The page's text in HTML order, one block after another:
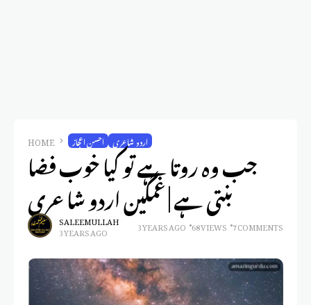
HOME احسن اعجاز اردو شاعری
جب وہ روتا ہے تو کیا خوب فضا
بنتی ہے | غمگین اردو شاعری
SALEEM ULLAH
3 YEARS AGO 3 YEARS AGO 68 VIEWS 7 COMMENTS